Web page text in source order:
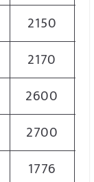
2150
2170
2600
2700
1776